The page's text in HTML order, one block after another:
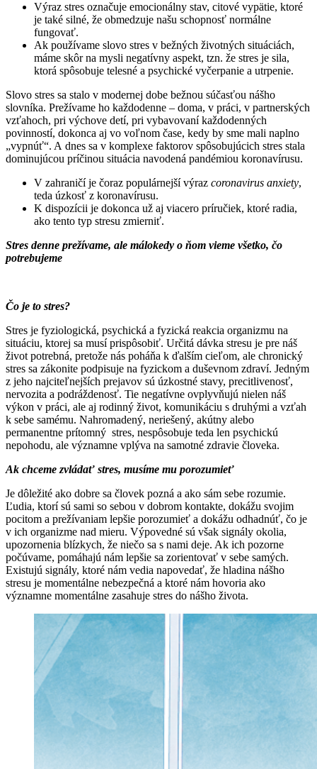
Výraz stres označuje emocionálny stav, citové vypätie, ktoré
je také silné, že obmedzuje našu schopnosť normálne
fungovať.
Ak používame slovo stres v bežných životných situáciách,
máme skôr na mysli negatívny aspekt, tzn. že stres je sila,
ktorá spôsobuje telesné a psychické vyčerpanie a utrpenie.
Slovo stres sa stalo v modernej dobe bežnou súčasťou nášho
slovníka. Prežívame ho každodenne – doma, v práci, v partnerských
vzťahoch, pri výchove detí, pri vybavovaní každodenných
povinností, dokonca aj vo voľnom čase, kedy by sme mali naplno
„vypnúť“. A dnes sa v komplexe faktorov spôsobujúcich stres stala
dominujúcou príčinou situácia navodená pandémiou koronavírusu.
V zahraničí je čoraz populárnejší výraz coronavirus anxiety,
teda úzkosť z koronavírusu.
K dispozícii je dokonca už aj viacero príručiek, ktoré radia,
ako tento typ stresu zmierniť.
Stres denne prežívame, ale málokedy o ňom vieme všetko, čo
potrebujeme
Čo je to stres?
Stres je fyziologická, psychická a fyzická reakcia organizmu na
situáciu, ktorej sa musí prispôsobiť. Určitá dávka stresu je pre náš
život potrebná, pretože nás poháňa k ďalším cieľom, ale chronický
stres sa zákonite podpisuje na fyzickom a duševnom zdraví. Jedným
z jeho najciteľnejších prejavov sú úzkostné stavy, precitlivenosť,
nervozita a podráždenosť. Tie negatívne ovplyvňujú nielen náš
výkon v práci, ale aj rodinný život, komunikáciu s druhými a vzťah
k sebe samému. Nahromadený, neriešený, akútny alebo
permanentne prítomný stres, nespôsobuje teda len psychickú
nepohodu, ale významne vplýva na samotné zdravie človeka.
Ak chceme zvládať stres, musíme mu porozumieť
Je dôležité ako dobre sa človek pozná a ako sám sebe rozumie.
Ľudia, ktorí sú sami so sebou v dobrom kontakte, dokážu svojim
pocitom a prežívaniam lepšie porozumieť a dokážu odhadnúť, čo je
v ich organizme nad mieru. Výpovedné sú však signály okolia,
upozornenia blízkych, že niečo sa s nami deje. Ak ich pozorne
počúvame, pomáhajú nám lepšie sa zorientovať v sebe samých.
Existujú signály, ktoré nám vedia napovedať, že hladina nášho
stresu je momentálne nebezpečná a ktoré nám hovoria ako
významne momentálne zasahuje stres do nášho života.